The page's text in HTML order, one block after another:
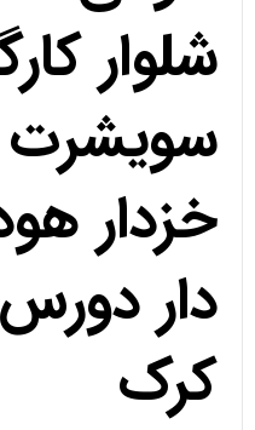
شلوار
خزدار
دار
کرک